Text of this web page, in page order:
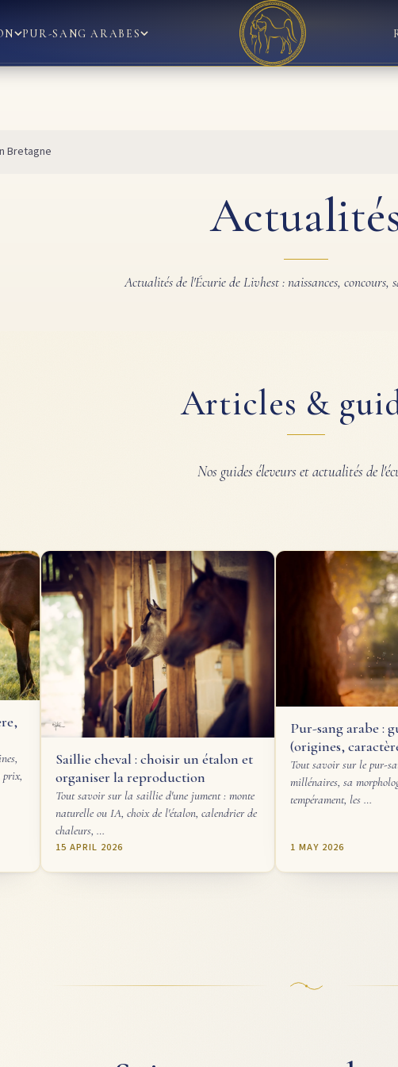
PUR-SANG ARABES
Bretagne
Actualités de l'Écurie de Livhest : naissances, concours,
Articles &
Nos guides éleveurs et actualités de
cheval : choisir un étalon et
la reproduction
sur la saillie d'une jument : monte
ou IA, choix de l'étalon, calendrier de
Pur-sang arabe : guide de la race
(origines, caractère, prix)
Tout savoir sur le pur-sang arabe : ses
millénaires, sa morphologie unique, son
tempérament, les …